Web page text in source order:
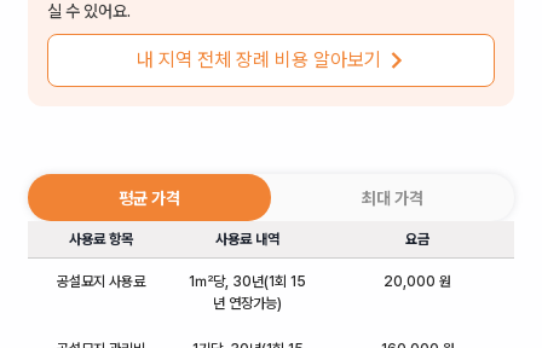
실 수 있어요.
내 지역 전체 장례 비용 알아보기
평균 가격 최대 가격
사용료 항목 사용료 내역 요금
공설묘지 사용료
1㎡당, 30년(1회 15
년 연장가능)
20,000 원